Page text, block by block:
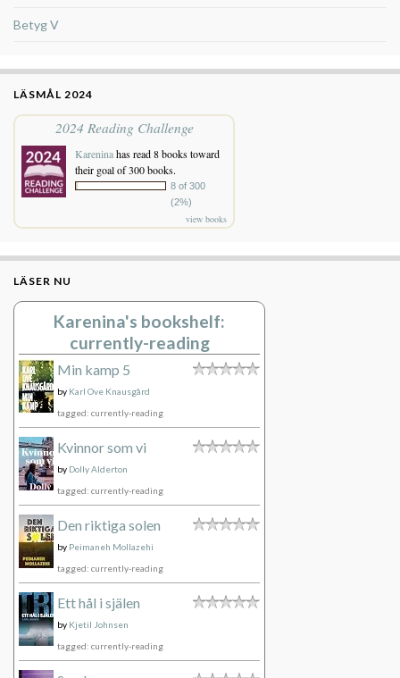
Betyg V
LÄSMÅL 2024
2024 Reading Challenge
Kareninahas read 8 books toward
their goal of 300 books.
8 of 300
(2%)
view books
LÄSER NU
Karenina's bookshelf:
currently-reading
Min kamp 5
by Karl Ove Knausgård
tagged: currently-reading
Kvinnor som vi
by Dolly Alderton
tagged: currently-reading
Den riktiga solen
by Peimaneh Mollazehi
tagged: currently-reading
Ett hål i själen
by Kjetil Johnsen
tagged: currently-reading